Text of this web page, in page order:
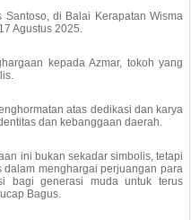
di Balai Kerapatan Wisma
Agustus 2025.
kepada Azmar, tokoh yang
atas dedikasi dan karya
dan kebanggaan daerah.
ini bukan sekadar simbolis, tetapi
dalam menghargai perjuangan para
bagi generasi muda untuk terus
Bagus.